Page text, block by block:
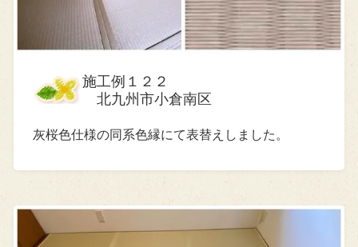
施工例１２２
北九州市小倉南区
灰桜色仕様の同系色縁にて表替えしました。